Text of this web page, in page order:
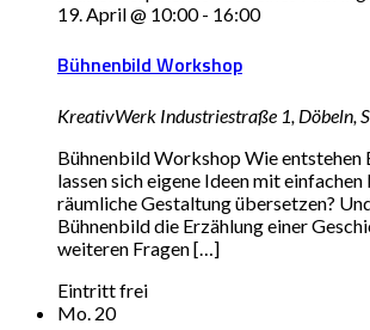
19. April @ 10:00- 16:00
Bühnenbild Workshop
KreativWerk Industriestraße 1, Döbeln,
Bühnenbild Workshop Wie entstehen
lassen sich eigene Ideen mit
räumliche Gestaltung übersetzen?
Bühnenbild die Erzählung einer
weiteren Fragen […]
Eintritt frei
Mo. 20